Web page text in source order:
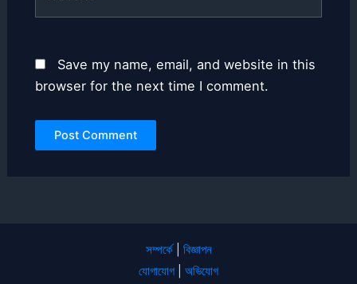
Save my name, email, and website in this
browser for the next time I comment.
সম্পর্কে| বিজ্ঞাপন
যোগাযোগ
অভিযোগ